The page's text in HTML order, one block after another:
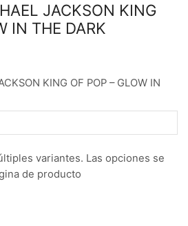
JACKSON KING
IN THE DARK
KING OF POP – GLOW IN
variantes. Las opciones se
de producto